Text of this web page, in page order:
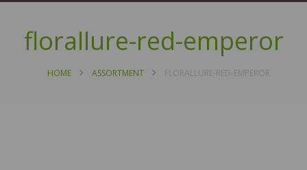
florallure-red-emperor
HOME ASSORTMENT FLORALLURE-RED-EMPEROR